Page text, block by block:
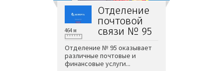
Отделение
почтовой
связи № 95
464 м
Отделение № 95 оказывает
различные почтовые и
финансовые услуги...